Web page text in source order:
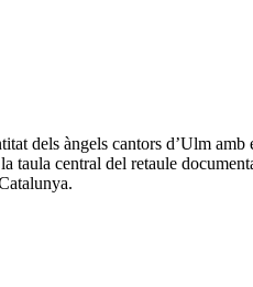
dels àngels cantors d’Ulm
taula central del retaule